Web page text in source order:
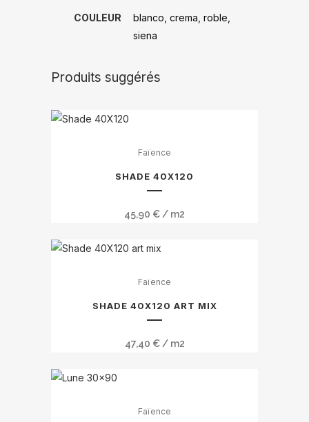
COULEUR
blanco, crema, roble,
siena
Produits suggérés
options
du
Faïence
SHADE 40X120
45,90 € / m2
Faïence
SHADE 40X120 ART MIX
47,40 €/ m2
Faïence